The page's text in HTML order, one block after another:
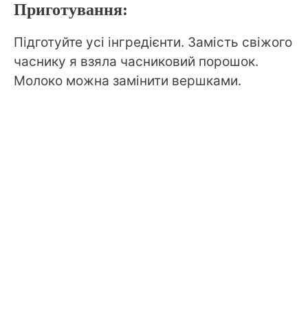
Приготування:
Підготуйте усі інгредієнти. Замість свіжого
часнику я взяла часниковий порошок.
Молоко можна замінити вершками.